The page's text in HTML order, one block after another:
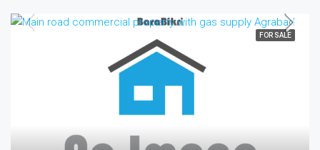
FOR SALE